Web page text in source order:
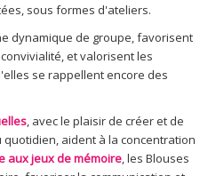
sous formes d'ateliers.
dynamique de groupe, favorisent
et valorisent les
se rappellent encore des
, avec le plaisir de créer et de
aident à la concentration
aux jeux de mémoire, les Blouses